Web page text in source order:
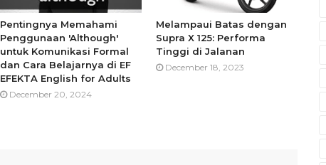
Pentingnya Memahami
Penggunaan 'Although'
untuk Komunikasi Formal
dan Cara Belajarnya di EF
EFEKTA English for Adults
December 20, 2024
Melampaui Batas dengan
Supra X 125: Performa
Tinggi di Jalanan
December 18, 2023